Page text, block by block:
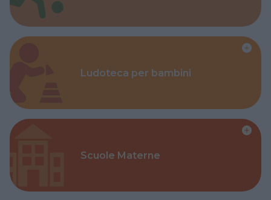
Ludoteca per bambini
Scuole Materne